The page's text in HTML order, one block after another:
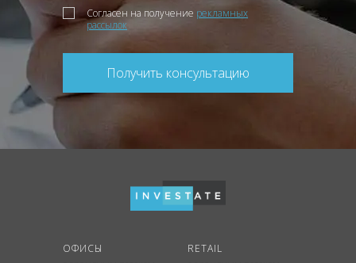
Согласен на получение рекламных
рассылок
Получить консультацию
ОФИСЫ
RETAIL